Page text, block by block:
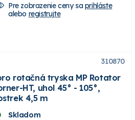
Pre zobrazenie ceny saprihláste
alebo registrujte
310870
rotačná tryska MP Rotator
HT, uhol 45° - 105°,
4,5 m
Skladom